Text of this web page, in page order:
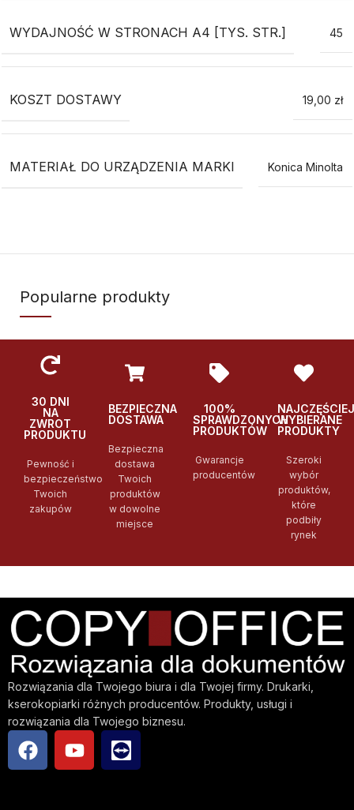
WYDAJNOŚĆ W STRONACH A4 [TYS. STR.] 45
KOSZT DOSTAWY 19,00 zł
MATERIAŁ DO URZĄDZENIA MARKI Konica Minolta
Popularne produkty
30 DNI
NA
ZWROT
PRODUKTU
Pewność i
bezpieczeństwo
Twoich
zakupów
BEZPIECZNA
DOSTAWA
Bezpieczna
dostawa
Twoich
produktów
w dowolne
miejsce
100%
SPRAWDZONYCH
PRODUKTÓW
Gwarancje
producentów
NAJCZĘŚCIEJ
WYBIERANE
PRODUKTY
Szeroki
wybór
produktów,
które
podbiły
rynek
Rozwiązania dla Twojego biura i dla Twojej firmy. Drukarki,
kserokopiarki różnych producentów. Produkty, usługi i
rozwiązania dla Twojego biznesu.